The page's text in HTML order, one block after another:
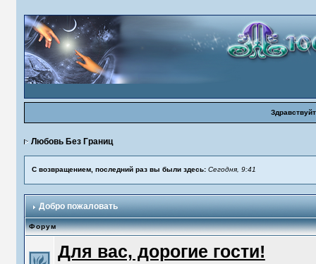
Любовь Без Границ
С возвращением, последний раз вы были здесь: Сегодня, 9:41
Добро пожаловать
Форум
Для вас, дорогие гости!